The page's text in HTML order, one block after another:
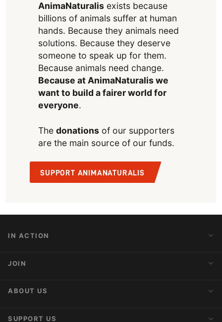
AnimaNaturalisexists because
billions of animals suffer at human
hands. Because they animals need
solutions. Because they deserve
someone to speak up for them.
Because animals need change.
Because at AnimaNaturalis we
want to build a fairer world for
everyone.
The donationsof our supporters
are the main source of our funds.
SUPPORT ANIMANATURALIS
IN ACTION
JOIN
Activist Network
ABOUT US
About AnimaNaturalis
SUPPORT US